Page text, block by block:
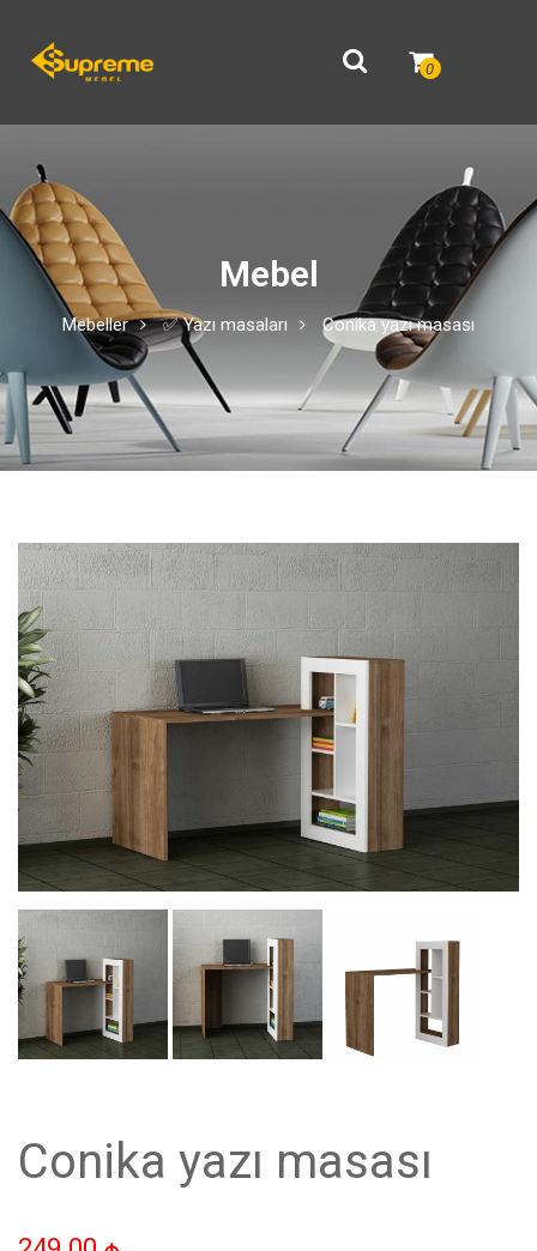
0
Mebel
Mebeller ✅ Yazı masaları Conika yazı masası
Conika yazı masası